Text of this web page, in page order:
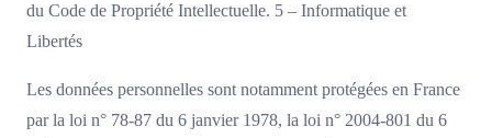
du Code de Propriété Intellectuelle. 5 – Informatique et
Libertés
Les données personnelles sont notamment protégées en France
par la loi n° 78-87 du 6 janvier 1978, la loi n° 2004-801 du 6